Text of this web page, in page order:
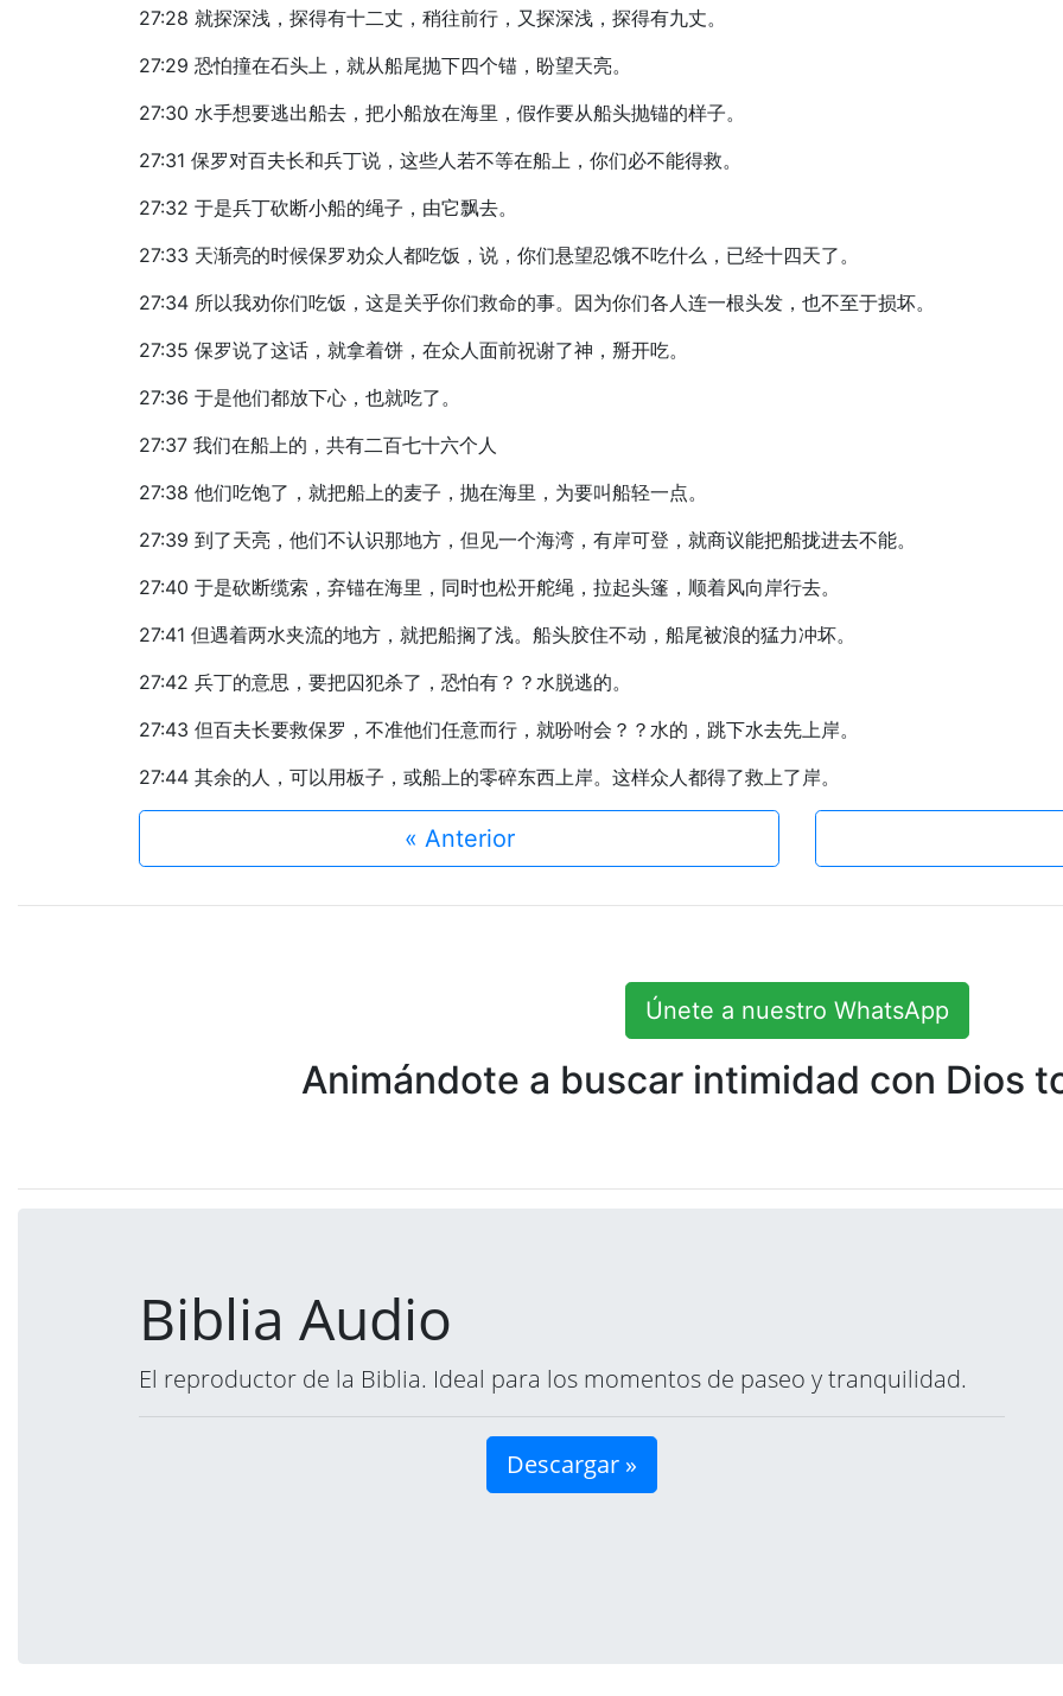
27:28 就探深浅，探得有十二丈，稍往前行，又探深浅，探得有九丈。
27:29 恐怕撞在石头上，就从船尾抛下四个锚，盼望天亮。
27:30 水手想要逃出船去，把小船放在海里，假作要从船头抛锚的样子。
27:31 保罗对百夫长和兵丁说，这些人若不等在船上，你们必不能得救。
27:32 于是兵丁砍断小船的绳子，由它飘去。
27:33 天渐亮的时候保罗劝众人都吃饭，说，你们悬望忍饿不吃什么，已经十四天了。
27:34 所以我劝你们吃饭，这是关乎你们救命的事。因为你们各人连一根头发，也不至于损坏。
27:35 保罗说了这话，就拿着饼，在众人面前祝谢了神，掰开吃。
27:36 于是他们都放下心，也就吃了。
27:37 我们在船上的，共有二百七十六个人
27:38 他们吃饱了，就把船上的麦子，抛在海里，为要叫船轻一点。
27:39 到了天亮，他们不认识那地方，但见一个海湾，有岸可登，就商议能把船拢进去不能。
27:40 于是砍断缆索，弃锚在海里，同时也松开舵绳，拉起头篷，顺着风向岸行去。
27:41 但遇着两水夹流的地方，就把船搁了浅。船头胶住不动，船尾被浪的猛力冲坏。
27:42 兵丁的意思，要把囚犯杀了，恐怕有？？水脱逃的。
27:43 但百夫长要救保罗，不准他们任意而行，就吩咐会？？水的，跳下水去先上岸。
27:44 其余的人，可以用板子，或船上的零碎东西上岸。这样众人都得了救上了岸。
« Anterior
Únete a nuestro WhatsApp
Animándote a buscar intimidad con Dios
Biblia Audio
El reproductor de la Biblia. Ideal para los momentos de paseo y tranquilidad.
Descargar »